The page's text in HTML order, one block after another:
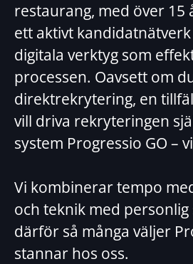
restaurang, med över 15
ett aktivt
digitala verktyg som
processen. Oavsett om
direktrekrytering, en
vill driva rekryteringen
system Progressio GO –
Vi kombinerar tempo
och teknik med personlig
därför så många väljer
stannar hos oss.